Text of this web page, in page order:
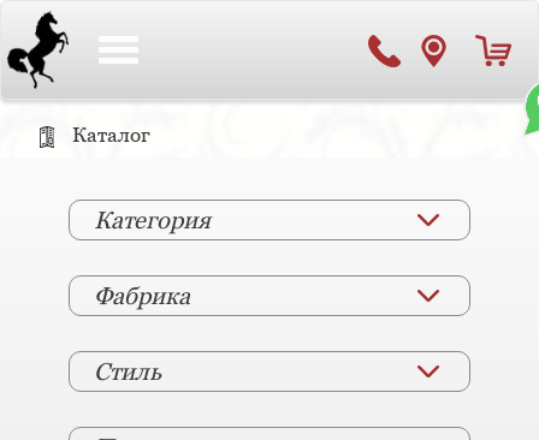
Каталог
Категория
Фабрика
Стиль